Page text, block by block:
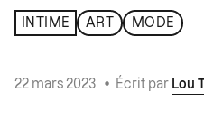
INTIME ART MODE
22 mars 2023 • Écrit par Lou